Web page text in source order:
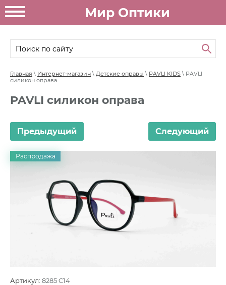
Мир Оптики
Главная \ Интернет-магазин \ Детские оправы \ PAVLI KIDS \ PAVLI
силикон оправа
PAVLI силикон оправа
Предыдущий Следующий
Распродажа
Артикул: 8285 C14